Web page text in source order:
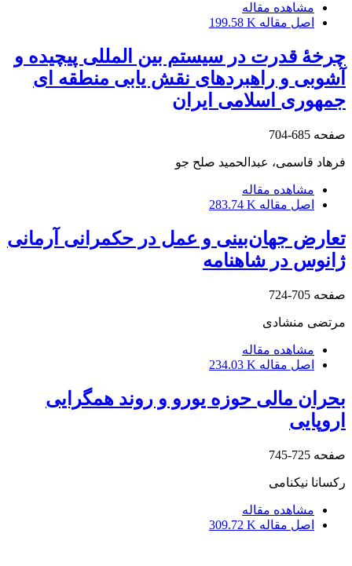
مشاهده مقاله
اصل مقاله 199.58 K
چرخۀ قدرت در سیستم بین المللی پیچیده و
آشوبی و راهبردهای نقش یابی منطقه ای
جمهوری اسلامی ایران
صفحه 685-704
فرهاد قاسمی، عبدالحمید صلح جو
مشاهده مقاله
اصل مقاله 283.74 K
تعارض جهان‌بینی و عمل در حکمرانی آرمانی
ژانوس در شاهنامه
صفحه 705-724
مرتضی منشادی
مشاهده مقاله
اصل مقاله 234.03 K
بحران مالی حوزه یورو و روند همگرایی
اروپایی
صفحه 725-745
رکسانا نیکنامی
مشاهده مقاله
اصل مقاله 309.72 K